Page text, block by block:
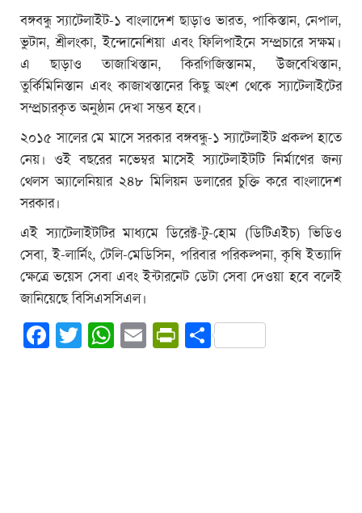
বঙ্গবন্ধু স্যাটেলাইট-১ বাংলাদেশ ছাড়াও ভারত, পাকিস্তান, নেপাল,
ভুটান, শ্রীলংকা, ইন্দোনেশিয়া এবং ফিলিপাইনে সম্প্রচারে সক্ষম।
এ ছাড়াও তাজাখিস্তান, কিরগিজিস্তানম, উজবেখিস্তান,
তুর্কিমিনিস্তান এবং কাজাখস্তানের কিছু অংশ থেকে স্যাটেলাইটের
সম্প্রচারকৃত অনুষ্ঠান দেখা সম্ভব হবে।
২০১৫ সালের মে মাসে সরকার বঙ্গবন্ধু-১ স্যাটেলাইট প্রকল্প হাতে
নেয়। ওই বছরের নভেম্বর মাসেই স্যাটেলাইটটি নির্মাণের জন্য
থেলস অ্যালেনিয়ার ২৪৮ মিলিয়ন ডলারের চুক্তি করে বাংলাদেশ
সরকার।
এই স্যাটেলাইটটির মাধ্যমে ডিরেক্ট-টু-হোম (ডিটিএইচ) ভিডিও
সেবা, ই-লার্নিং, টেলি-মেডিসিন, পরিবার পরিকল্পনা, কৃষি ইত্যাদি
ক্ষেত্রে ভয়েস সেবা এবং ইন্টারনেট ডেটা সেবা দেওয়া হবে বলেই
জানিয়েছে বিসিএসসিএল।
Facebook
Twitter
WhatsApp
EmailPrintFriendly
Share